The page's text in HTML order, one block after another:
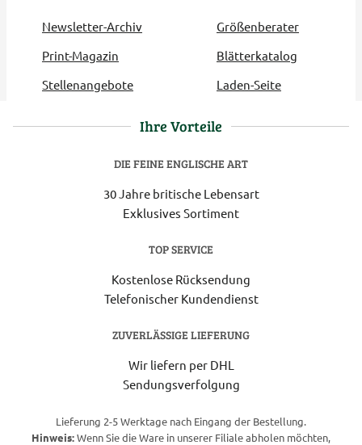
Newsletter-Archiv
Größenberater
Print-Magazin
Blätterkatalog
Stellenangebote
Laden-Seite
Ihre Vorteile
DIE FEINE ENGLISCHE ART
30 Jahre britische Lebensart
Exklusives Sortiment
TOP SERVICE
Kostenlose Rücksendung
Telefonischer Kundendienst
ZUVERLÄSSIGE LIEFERUNG
Wir liefern per DHL
Sendungsverfolgung
Lieferung 2-5 Werktage nach Eingang der Bestellung.
Hinweis:Wenn Sie die Ware in unserer Filiale abholen möchten,